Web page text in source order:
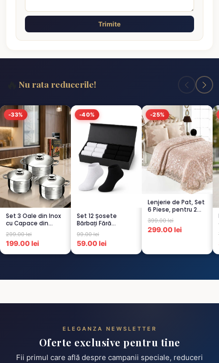
Trimite
Nu rata reducerile!
-33%
Set 3 Oale din Inox
cu Capace din
Sticlă
Termorezistent...
299.00 lei
199.00 lei
-40%
Set 12 Șosete
Bărbați Fără
Cusături – 6 Albe +
6 Negre...
99.00 lei
59.00 lei
-25%
Lenjerie de Pat, Set
6 Piese, pentru 2
persoana, CAPUCI...
399.00 lei
299.00 lei
ELEGANZA NEWSLETTER
Oferte exclusive pentru tine
Fii primul care află despre campanii speciale, reduceri